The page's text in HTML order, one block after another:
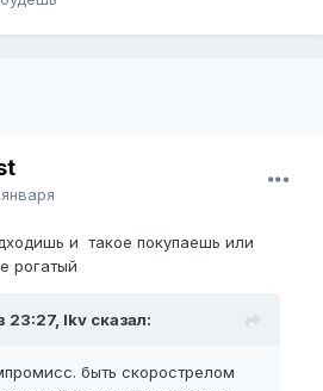
и такое покупаешь или
рогатый
23:27, lkv сказал:
быть скорострелом